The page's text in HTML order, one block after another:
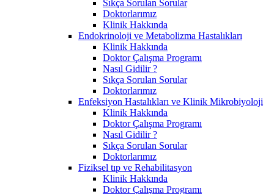
Sıkça Sorulan Sorular
Doktorlarımız
Klinik Hakkında
Endokrinoloji ve Metabolizma Hastalıkları
Klinik Hakkında
Doktor Çalışma Programı
Nasıl Gidilir ?
Sıkça Sorulan Sorular
Doktorlarımız
Enfeksiyon Hastalıkları ve Klinik Mikrobiyoloji
Klinik Hakkında
Doktor Çalışma Programı
Nasıl Gidilir ?
Sıkça Sorulan Sorular
Doktorlarımız
Fiziksel tıp ve Rehabilitasyon
Klinik Hakkında
Doktor Çalışma Programı